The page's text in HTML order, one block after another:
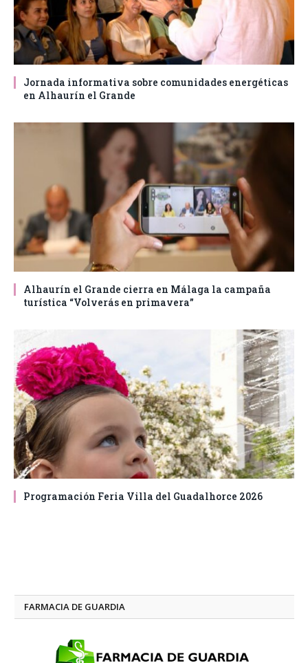
Jornada informativa sobre comunidades energéticas
en Alhaurín el Grande
Alhaurín el Grande cierra en Málaga la campaña
turística “Volverás en primavera”
Programación Feria Villa del Guadalhorce 2026
FARMACIA DE GUARDIA